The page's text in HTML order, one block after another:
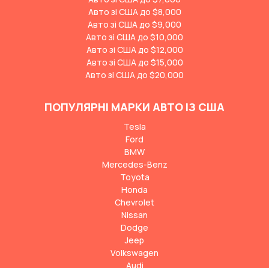
Авто зі США до $8,000
Авто зі США до $9,000
Авто зі США до $10,000
Авто зі США до $12,000
Авто зі США до $15,000
Авто зі США до $20,000
ПОПУЛЯРНІ МАРКИ АВТО ІЗ США
Tesla
Ford
BMW
Mercedes-Benz
Toyota
Honda
Chevrolet
Nissan
Dodge
Jeep
Volkswagen
Audi